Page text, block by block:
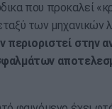
που προκαλεί
των μηχανικών
περιοριστεί στην